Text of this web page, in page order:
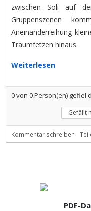
zwischen Soli auf
Gruppenszenen
Aneinanderreihung
Traumfetzen hinaus.
Weiterlesen
0von 0Person(en) gefiel
Gefällt
Kommentar schreiben
PDF-